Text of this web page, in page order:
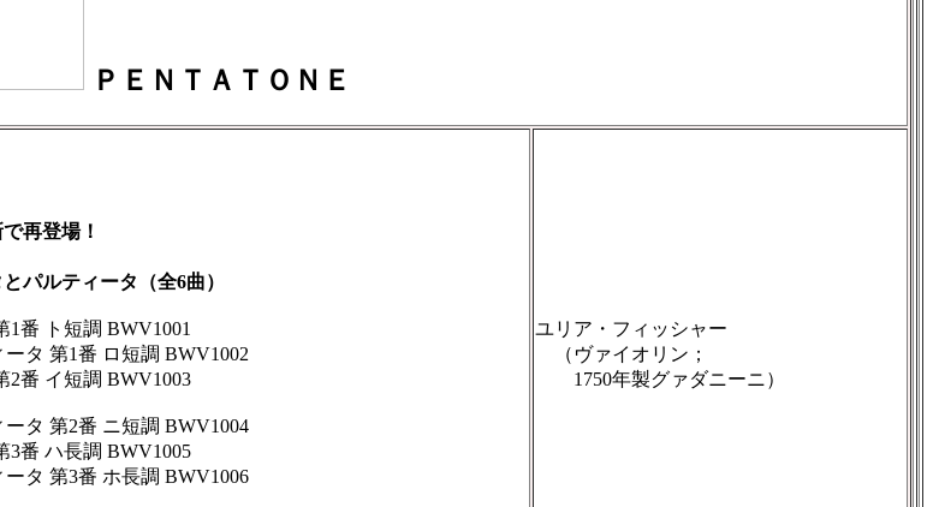
ＰＥＮＴＡＴＯＮＥ
再登場！
ルティータ（全6曲）
ト短調 BWV1001
第1番 ロ短調 BWV1002
イ短調 BWV1003
第2番 ニ短調 BWV1004
ハ長調 BWV1005
第3番 ホ長調 BWV1006
ユリア・フィッシャー
（ヴァイオリン；
1750年製グァダニーニ）